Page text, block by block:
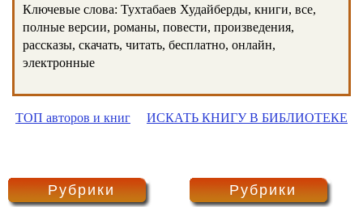
Ключевые слова: Тухтабаев Худайберды, книги, все,
полные версии, романы, повести, произведения,
рассказы, скачать, читать, бесплатно, онлайн,
электронные
ТОП авторов и книг ИСКАТЬ КНИГУ В БИБЛИОТЕКЕ
Рубрики Рубрики